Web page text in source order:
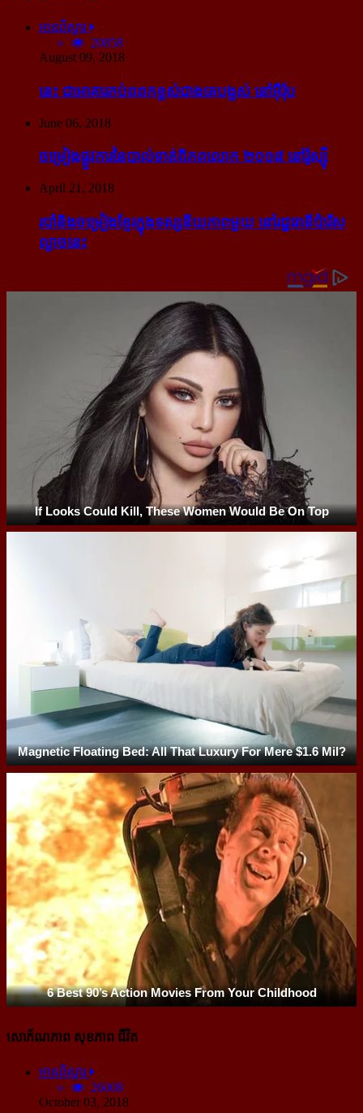
អានពិស្ដារ
20858
August 09, 2018
នេះ ជា​អាគារ​កប់​ពពក​ខ្ពស់​ជាង​គេ​បង្អស់ នៅ​អ៊ឺរ៉ុប
June 06, 2018
ចម្រៀង​ផ្លូវការ​នៃ​បាល់ទាត់​ពិភពលោក ២០១៨ នៅ​រ៉ូស្ស៊ី
April 21, 2018
របាំ​និង​ចម្រៀង​ខ្មែរ​ក្នុង​ទស្សនីយភាព​មួយ នៅ​រដ្ឋធានី​ប៉ារីស​
ល្ងាច​នេះ
សោភ័ណភាព សុខភាព ជីវិត
អានពិស្ដារ
26008
October 03, 2018